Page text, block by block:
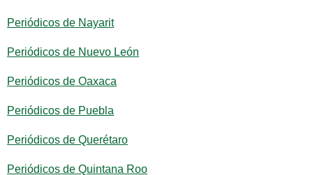
Periódicos de Nayarit
Periódicos de Nuevo León
Periódicos de Oaxaca
Periódicos de Puebla
Periódicos de Querétaro
Periódicos de Quintana Roo